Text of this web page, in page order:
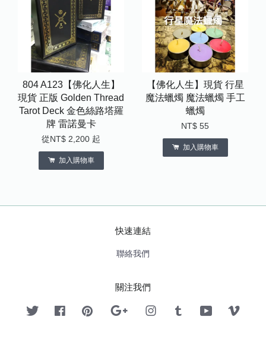
804 A123【佛化人生】
現貨 正版 Golden Thread
Tarot Deck 金色絲路塔羅
牌 雷諾曼卡
從NT$ 2,200 起
加入購物車
【佛化人生】現貨 行星
魔法蠟燭 魔法蠟燭 手工
蠟燭
NT$ 55
加入購物車
快速連結
聯絡我們
關注我們
Twitter FacebookPinterest Google InstagramTumblr YouTube